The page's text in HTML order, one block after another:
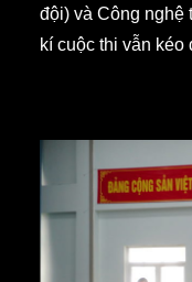
đội) và Công nghệ
kí cuộc thi vẫn kéo